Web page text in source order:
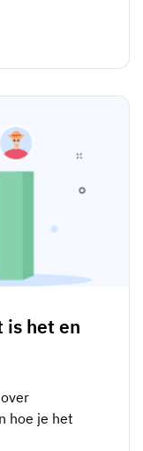
is het en
hoe je het